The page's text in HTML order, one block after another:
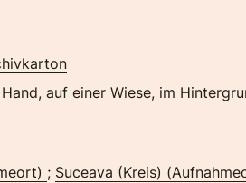
auf einer Wiese, im
; Suceava (Kreis)